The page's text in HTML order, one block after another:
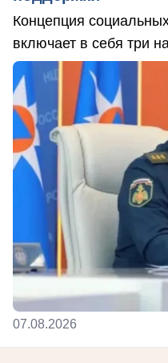
Концепция
включает в себя три
07.08.2026